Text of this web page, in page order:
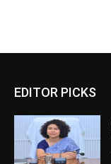
EDITOR PICKS